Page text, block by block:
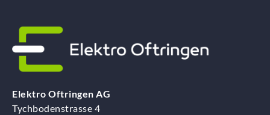
Elektro Oftringen AG
Tychbodenstrasse 4